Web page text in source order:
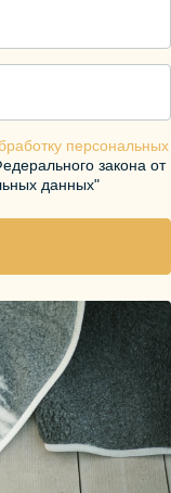
персональных
закона от
данных"